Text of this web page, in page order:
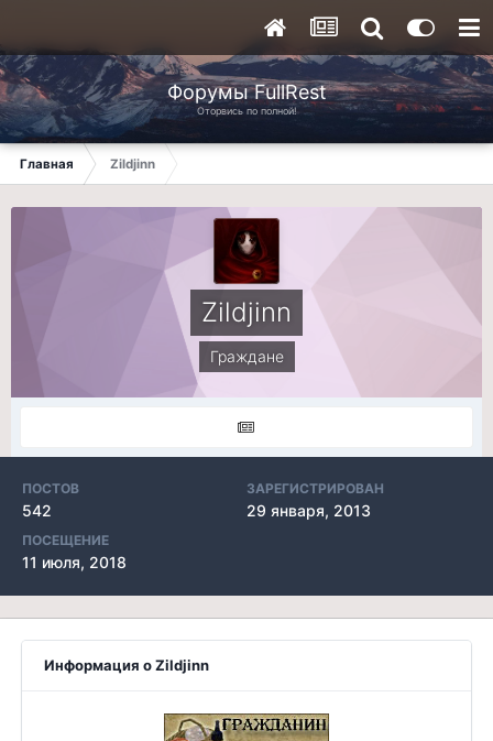
Форумы FullRest
Оторвись по полной!
Главная Zildjinn
Zildjinn
Граждане
ПОСТОВ
542
ЗАРЕГИСТРИРОВАН
29 января, 2013
ПОСЕЩЕНИЕ
11 июля, 2018
Информация о Zildjinn